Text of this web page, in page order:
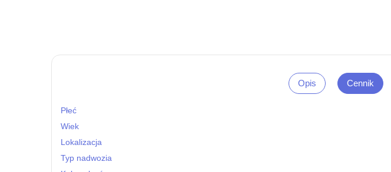
Opis Cennik
Płeć
Wiek
Lokalizacja
Typ nadwozia